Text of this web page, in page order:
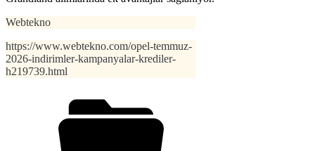
Webtekno
https://www.webtekno.com/opel-temmuz-
2026-indirimler-kampanyalar-krediler-
h219739.html